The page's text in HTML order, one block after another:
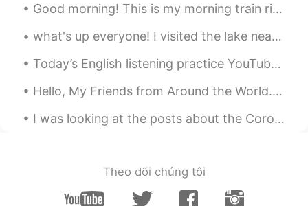
Siempre que llego tarde a casa
después de un día largo, termino
umbado en mi cama practicando
español.
Siempre que llego tarde a
mi
casa
después de un día largo, termino
acos
tado en mi cama practicando
español.
Así mejora mi estado de ánimo 🙌
Good morning! This is my morning train ride to the city every morning. Let's have a good one yea...
what's up everyone! I visited the lake near my house yesterday and thought I'd share a few pics. ...
Today’s English listening practice YouTube video is about the time I saw something strange in the...
Hello, My Friends from Around the World. I hope this helps. 😊 (scroll up and down photo if you ...
I was looking at the posts about the Corona Virus. I know there are still a lot of unknowns, but ...
Theo dõi chúng tôi